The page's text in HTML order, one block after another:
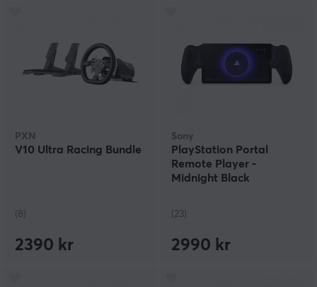
PXN
V10 Ultra Racing Bundle
(8)
2390 kr
Sony
PlayStation Portal
Remote Player -
Midnight Black
(23)
2990 kr